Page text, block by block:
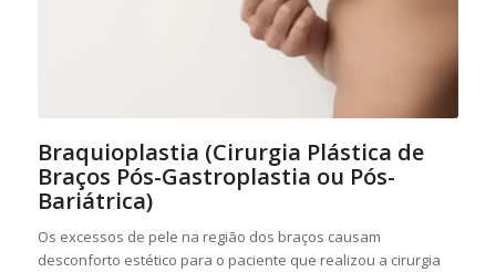
Braquioplastia (Cirurgia Plástica de
Braços Pós-Gastroplastia ou Pós-
Bariátrica)
Os excessos de pele na região dos braços causam
desconforto estético para o paciente que realizou a cirurgia